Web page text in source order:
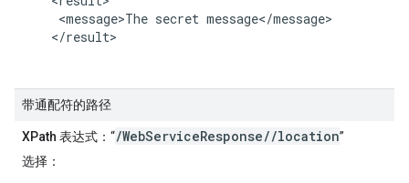
     <message>The secret message</message>
    </result>
带通配符的路径
XPath 表达式 ：“/WebServiceResponse//location”
选择 ：